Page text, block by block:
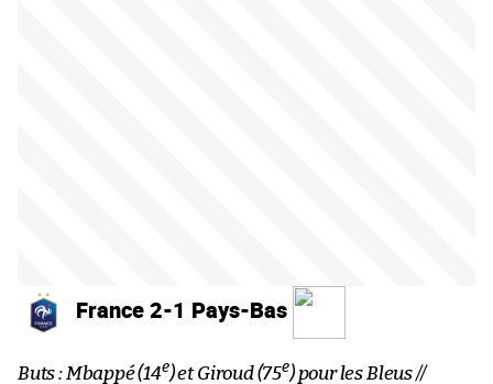
France 2-1 Pays-Bas
Buts : Mbappé (14e) et Giroud (75e) pour les Bleus //